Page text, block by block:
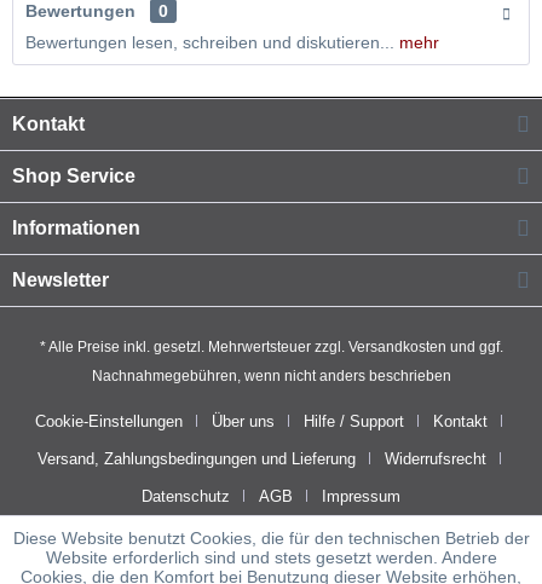
Bewertungen
0
Bewertungen lesen, schreiben und diskutieren...
mehr
Kontakt
Shop Service
Informationen
Newsletter
* Alle Preise inkl. gesetzl. Mehrwertsteuer zzgl. Versandkosten und ggf.
Nachnahmegebühren, wenn nicht anders beschrieben
Cookie-Einstellungen Über uns Hilfe / Support Kontakt
Versand, Zahlungsbedingungen und Lieferung Widerrufsrecht
Datenschutz AGB Impressum
Diese Website benutzt Cookies, die für den technischen Betrieb der
Website erforderlich sind und stets gesetzt werden. Andere
Cookies, die den Komfort bei Benutzung dieser Website erhöhen,